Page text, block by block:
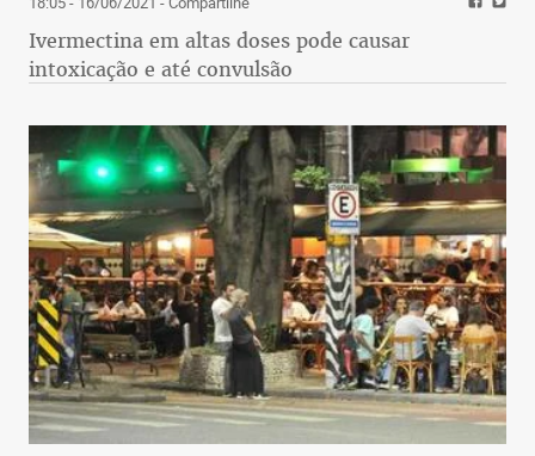
Ivermectina em altas doses pode causar
intoxicação e até convulsão